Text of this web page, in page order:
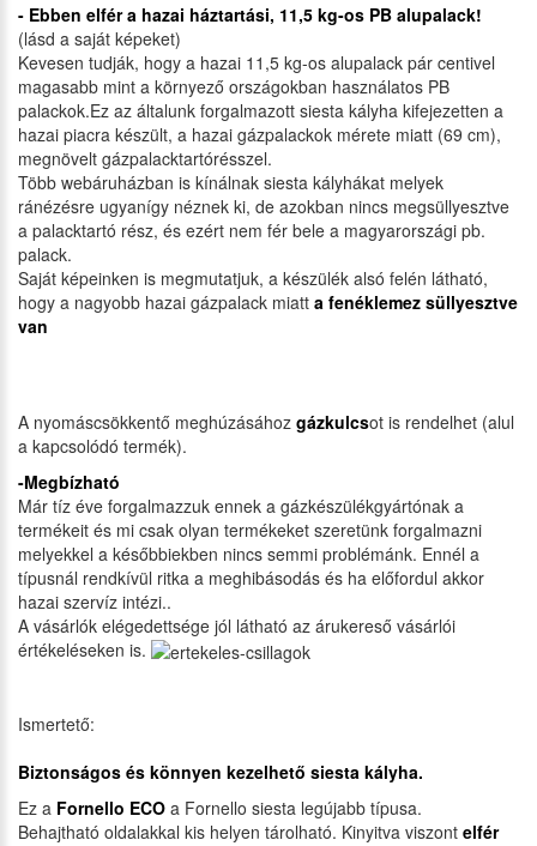
- Ebben elfér a hazai háztartási, 11,5 kg-os PB alupalack!
(lásd a saját képeket)
Kevesen tudják, hogy a hazai 11,5 kg-os alupalack pár centivel
magasabb mint a környező országokban használatos PB
palackok.Ez az általunk forgalmazott siesta kályha kifejezetten a
hazai piacra készült, a hazai gázpalackok mérete miatt (69 cm),
megnövelt gázpalacktartórésszel.
Több webáruházban is kínálnak siesta kályhákat melyek
ránézésre ugyanígy néznek ki, de azokban nincs megsüllyesztve
a palacktartó rész, és ezért nem fér bele a magyarországi pb.
palack.
Saját képeinken is megmutatjuk, a készülék alsó felén látható,
hogy a nagyobb hazai gázpalack miatt a fenéklemez süllyesztve
van
A nyomáscsökkentő meghúzásához gázkulcsot is rendelhet (alul
a kapcsolódó termék).
-Megbízható
Már tíz éve forgalmazzuk ennek a gázkészülékgyártónak a
termékeit és mi csak olyan termékeket szeretünk forgalmazni
melyekkel a későbbiekben nincs semmi problémánk. Ennél a
típusnál rendkívül ritka a meghibásodás és ha előfordul akkor
hazai szervíz intézi..
A vásárlók elégedettsége jól látható az árukereső vásárlói
értékeléseken is.
Ismertető:
Biztonságos és könnyen kezelhető siesta kályha.
Ez a Fornello ECO a Fornello siesta legújabb típusa.
Behajtható oldalakkal kis helyen tárolható. Kinyitva viszont elfér